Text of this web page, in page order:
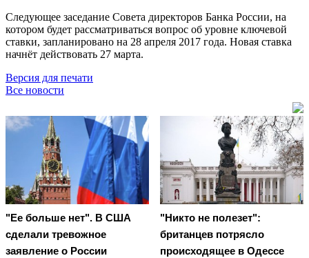
Следующее заседание Совета директоров Банка России, на
котором будет рассматриваться вопрос об уровне ключевой
ставки, запланировано на 28 апреля 2017 года. Новая ставка
начнёт действовать 27 марта.
Версия для печати
Все новости
"Ее больше нет". В США
сделали тревожное
заявление о России
"Никто не полезет":
британцев потрясло
происходящее в Одессе